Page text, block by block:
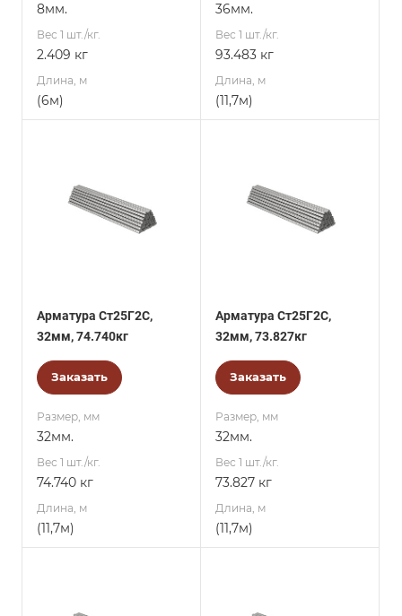
8мм.
Вес 1 шт./кг.
2.409 кг
Длина, м
(6м)
36мм.
Вес 1 шт./кг.
93.483 кг
Длина, м
(11,7м)
Арматура Ст25Г2С,
32мм, 74.740кг
Заказать
Размер, мм
32мм.
Вес 1 шт./кг.
74.740 кг
Длина, м
(11,7м)
Арматура Ст25Г2С,
32мм, 73.827кг
Заказать
Размер, мм
32мм.
Вес 1 шт./кг.
73.827 кг
Длина, м
(11,7м)